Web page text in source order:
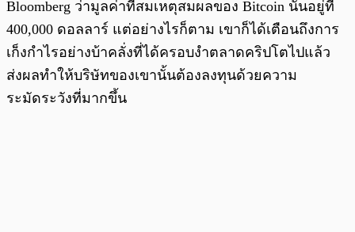
Bloomberg ว่ามูลค่าที่สมเหตุสมผลของ Bitcoin นั้นอยู่ที่
400,000 ดอลลาร์ แต่อย่างไรก็ตาม เขาก็ได้เตือนถึงการ
เก็งกำไรอย่างบ้าคลั่งที่ได้ครอบงำตลาดคริปโตไปแล้ว
ส่งผลทำให้บริษัทของเขานั้นต้องลงทุนด้วยความ
ระมัดระวังที่มากขึ้น